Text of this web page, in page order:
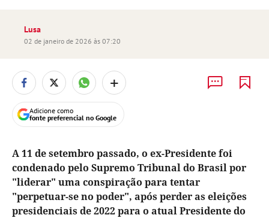
Lusa
02 de janeiro de 2026 às 07:20
+
Adicione como
fonte preferencial no Google
A 11 de setembro passado, o ex-Presidente foi
condenado pelo Supremo Tribunal do Brasil por
"liderar" uma conspiração para tentar
"perpetuar-se no poder", após perder as eleições
presidenciais de 2022 para o atual Presidente do